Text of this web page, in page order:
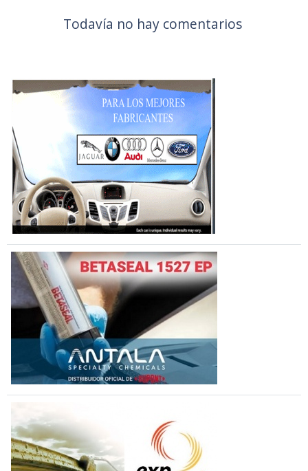
Todavía no hay comentarios